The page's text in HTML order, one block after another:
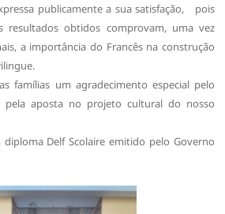
publicamente a sua satisfação, pois
resultados obtidos comprovam, uma vez
a importância do Francês na construção
famílias um agradecimento especial pelo
pela aposta no projeto cultural do nosso
Delf Scolaire emitido pelo Governo